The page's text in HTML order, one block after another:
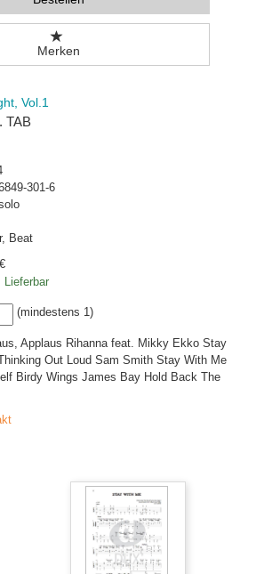
Merken
Vol.1
TAB
301-6
Beat
€
Lieferbar
(mindestens 1)
Applaus Rihanna feat. Mikky Ekko Stay
Out Loud Sam Smith Stay With Me
Birdy Wings James Bay Hold Back The